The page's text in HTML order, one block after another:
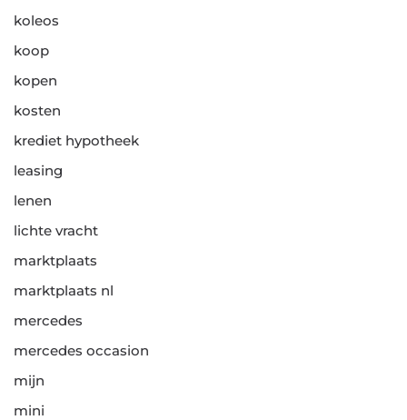
koleos
koop
kopen
kosten
krediet hypotheek
leasing
lenen
lichte vracht
marktplaats
marktplaats nl
mercedes
mercedes occasion
mijn
mini